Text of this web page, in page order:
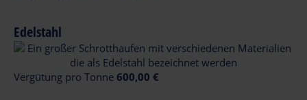
Edelstahl
Vergütung pro Tonne 600,00 €